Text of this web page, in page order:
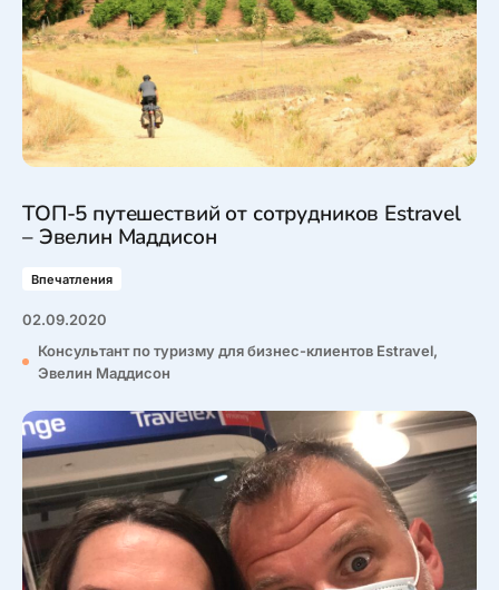
ТОП-5 путешествий от сотрудников Estravel
– Эвелин Маддисон
Впечатления
02.09.2020
Консультант по туризму для бизнес-клиентов Estravel,
Эвелин Маддисон